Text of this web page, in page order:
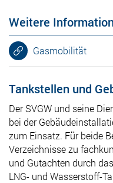
Weitere
Gasmobilität
Tankstellen und
Der SVGW und seine
bei der
zum Einsatz. Für beide
Verzeichnisse zu
und Gutachten durch das
LNG- und Wasserstoff-